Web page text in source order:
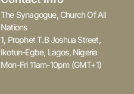
The Synagogue, Church Of All
Nations
1, Prophet T.B Joshua Street,
Ikotun-Egbe, Lagos, Nigeria
Mon-Fri 11am-10pm (GMT+1)